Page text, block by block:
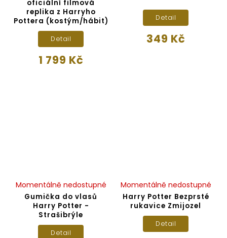
oficiální filmová
replika z Harryho
Pottera (kostým/hábit)
1 799 Kč
Detail 349 Kč
Detail
Gumička do vlasů
Harry Potter -
Strašibrýle
Momentálně nedostupné
Detail
Harry Potter Bezprsté
rukavice Zmijozel
Momentálně nedostupné
Detail